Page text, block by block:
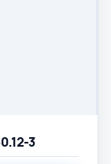
3